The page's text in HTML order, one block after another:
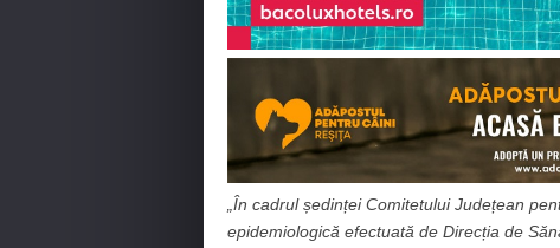
„În cadrul ședinței Comitetului Județean
epidemiologică efectuată de Direcția de